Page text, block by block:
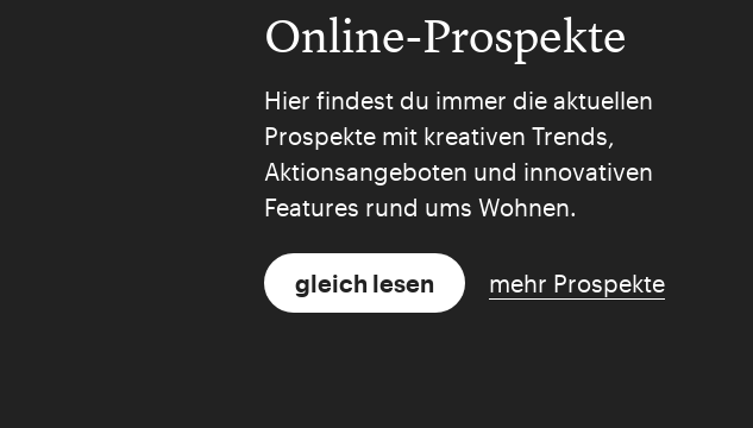
Online-Prospekte
Hier findest du immer die aktuellen
Prospekte mit kreativen Trends,
Aktionsangeboten und innovativen
Features rund ums Wohnen.
gleich lesen mehr Prospekte